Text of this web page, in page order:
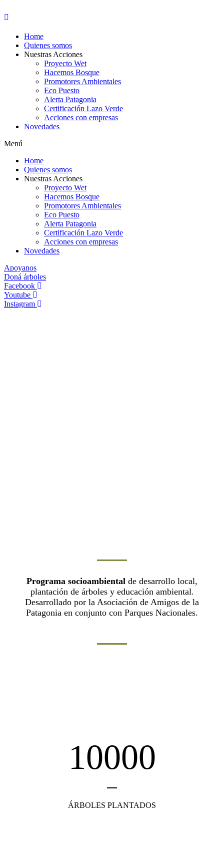
Home
Quienes somos
Nuestras Acciones
Proyecto Wet
Hacemos Bosque
Promotores Ambientales
Eco Puesto
Alerta Patagonia
Certificación Lazo Verde
Acciones con empresas
Novedades
Menú
Home
Quienes somos
Nuestras Acciones
Proyecto Wet
Hacemos Bosque
Promotores Ambientales
Eco Puesto
Alerta Patagonia
Certificación Lazo Verde
Acciones con empresas
Novedades
Apoyanos
Doná árboles
Facebook
Youtube
Instagram
Programa socioambiental de desarrollo local,
plantación de árboles y educación ambiental.
Desarrollado por la Asociación de Amigos de la
Patagonia en conjunto con Parques Nacionales.
10000
ÁRBOLES PLANTADOS